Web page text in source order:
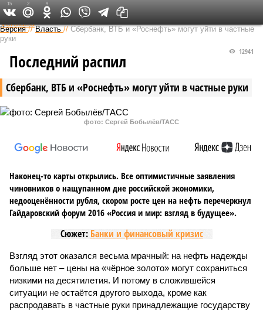
Федеральный выпуск
Версия //Власть //Сбербанк, ВТБ и «Роснефть» могут уйти в частные
руки
Сбербанк, ВТБ и «Роснефть» могут уйти в частные руки
12941
Последний распил
фото: Сергей Бобылёв/ТАСС
Наконец-то карты открылись. Все оптимистичные заявления
чиновников о нащупанном дне российской экономики,
недооценённости рубля, скором росте цен на нефть перечеркнул
Гайдаровский форум 2016 «Россия и мир: взгляд в будущее».
Сюжет: Банки и финансовый кризис
Взгляд этот оказался весьма мрачный: на нефть надежды
больше нет – цены на «чёрное золото» могут сохраниться
низкими на десятилетия. И потому в сложившейся
ситуации не остаётся другого выхода, кроме как
распродавать в частные руки принадлежащие государству
15 2 9